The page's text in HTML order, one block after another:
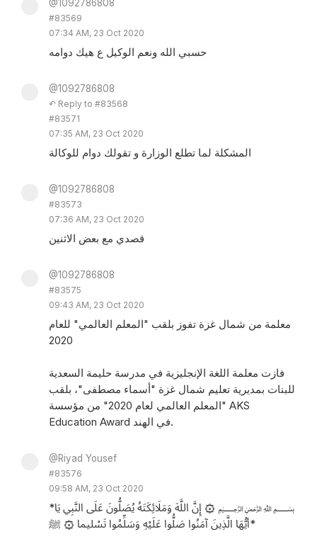
@1092786808
#83569
07:34 AM, 23 Oct 2020
حسبي الله ونعم الوكيل ع هيك دوامه
@1092786808
↶ Reply to #83568
#83571
07:35 AM, 23 Oct 2020
المشكلة لما تطلع الوزارة و تقولك دوام للوكالة
@1092786808
#83573
07:36 AM, 23 Oct 2020
قصدي مع بعض الاثنين
@1092786808
#83575
09:43 AM, 23 Oct 2020
معلمة من شمال غزة تفوز بلقب "المعلم العالمي" للعام
2020
فازت معلمة اللغة الإنجليزية في مدرسة حليمة السعدية
للبنات بمديرية تعليم شمال غزة "أسماء مصطفى"، بلقب
"المعلم العالمي لعام 2020" من مؤسسة AKS
Education Award في الهند.
@Riyad Yousef
#83576
09:58 AM, 23 Oct 2020
*‏﷽ ۞ إِنَّ اللَّهَ وَمَلَائِكَتَهُ يُصَلُّونَ عَلَى النَّبِي يَا
أيُّهَا الَّذِينَ آمَنُوا صَلُّوا عَلَيْهِ وَسَلِّمُوا تَسْليما ۞ ﷺ*